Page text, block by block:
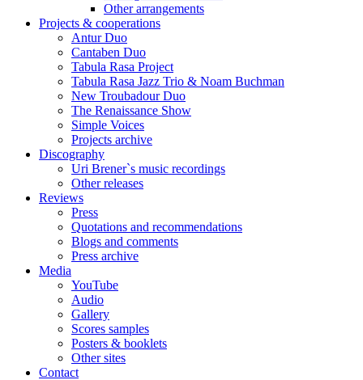
Other arrangements
Projects & cooperations
Antur Duo
Cantaben Duo
Tabula Rasa Project
Tabula Rasa Jazz Trio & Noam Buchman
New Troubadour Duo
The Renaissance Show
Simple Voices
Projects archive
Discography
Uri Brener`s music recordings
Other releases
Reviews
Press
Quotations and recommendations
Blogs and comments
Press archive
Media
YouTube
Audio
Gallery
Scores samples
Posters & booklets
Other sites
Contact